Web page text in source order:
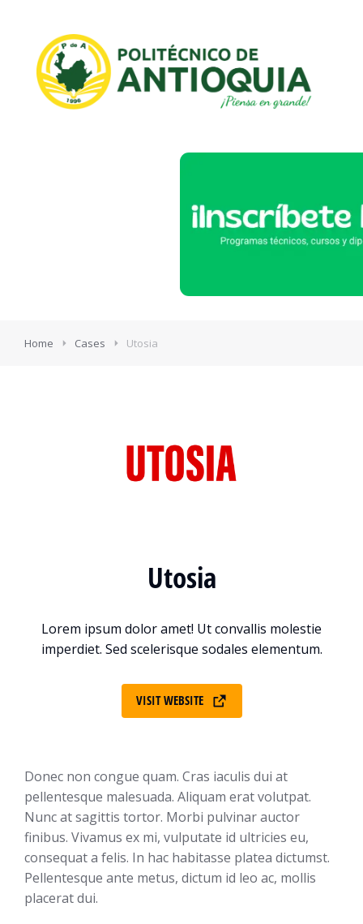
Home Cases Utosia
Utosia
Lorem ipsum dolor amet! Ut convallis molestie
imperdiet. Sed scelerisque sodales elementum.
VISIT WEBSITE
Donec non congue quam. Cras iaculis dui at
pellentesque malesuada. Aliquam erat volutpat.
Nunc at sagittis tortor. Morbi pulvinar auctor
finibus. Vivamus ex mi, vulputate id ultricies eu,
consequat a felis. In hac habitasse platea dictumst.
Pellentesque ante metus, dictum id leo ac, mollis
placerat dui.